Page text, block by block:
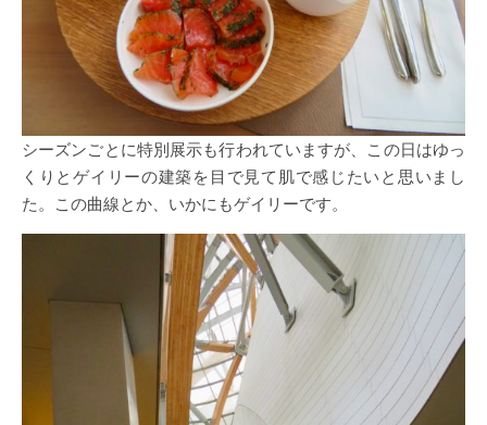
シーズンごとに特別展示も行われていますが、この日はゆっ
くりとゲイリーの建築を目で見て肌で感じたいと思いまし
た。この曲線とか、いかにもゲイリーです。